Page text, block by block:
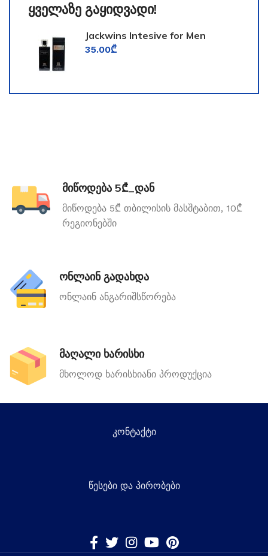
ყველაზე გაყიდვადი!
Jackwins Intesive for Men
35.00₾
მიწოდება 5₾_დან
მიწოდება 5₾ თბილისის მასშტაბით, 10₾
რეგიონებში
ონლაინ გადახდა
ონლაინ ანგარიშსწორება
მაღალი ხარისხი
მხოლოდ ხარისხიანი პროდუქცია
კონტაქტი
წესები და პირობები